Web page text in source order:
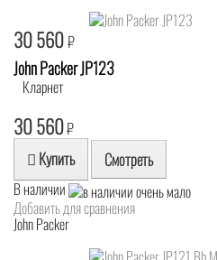
30 560₽
John Packer JP123
Кларнет
30 560₽
Купить Смотреть
В наличии
Добавить для сравнения
John Packer